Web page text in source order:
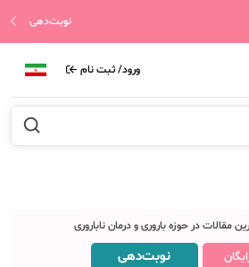
نوبت‌دهی
ورود/ ثبت نام
مقالات در حوزه باروری و درمان ناباروری
نوبت‌دهی